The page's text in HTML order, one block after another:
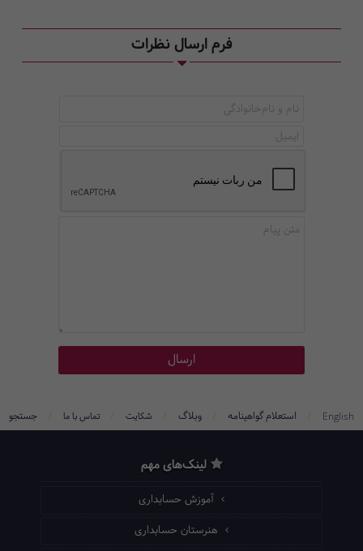
فرم ارسال نظرات
English استعلام گواهینامه وبلاگ شکایت تماس با ما جستجو
لینک‌های مهم
آموزش حسابداری
هنرستان حسابداری